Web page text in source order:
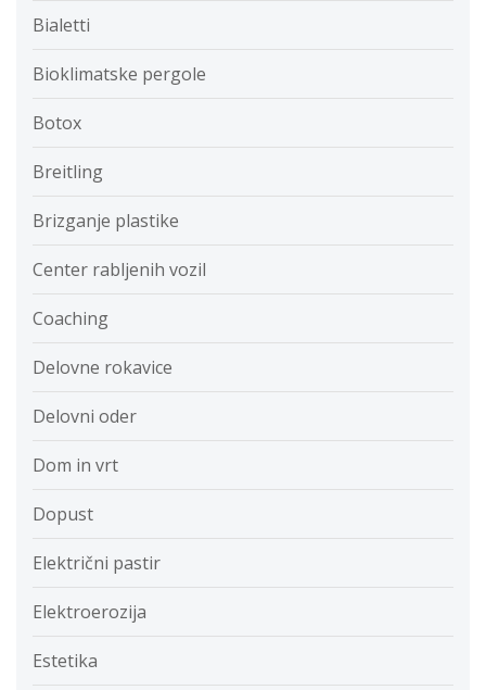
Bialetti
Bioklimatske pergole
Botox
Breitling
Brizganje plastike
Center rabljenih vozil
Coaching
Delovne rokavice
Delovni oder
Dom in vrt
Dopust
Električni pastir
Elektroerozija
Estetika